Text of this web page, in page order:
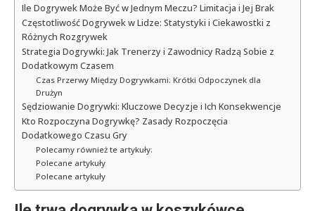
Ile Dogrywek Może Być w Jednym Meczu? Limitacja i Jej Brak
Częstotliwość Dogrywek w Lidze: Statystyki i Ciekawostki z
Różnych Rozgrywek
Strategia Dogrywki: Jak Trenerzy i Zawodnicy Radzą Sobie z
Dodatkowym Czasem
Czas Przerwy Między Dogrywkami: Krótki Odpoczynek dla
Drużyn
Sędziowanie Dogrywki: Kluczowe Decyzje i Ich Konsekwencje
Kto Rozpoczyna Dogrywkę? Zasady Rozpoczęcia
Dodatkowego Czasu Gry
Polecamy również te artykuły:
Polecane artykuły
Polecane artykuły